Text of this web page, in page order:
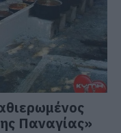
Παναγίας»